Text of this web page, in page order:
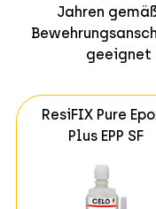
Jahren
geeignet
ResiFIX Pure
Plus EPP SF